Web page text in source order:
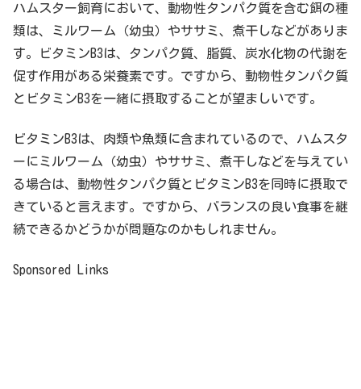
ハムスター飼育において、動物性タンパク質を含む餌の種
類は、ミルワーム（幼虫）やササミ、煮干しなどがありま
す。ビタミンB3は、タンパク質、脂質、炭水化物の代謝を
促す作用がある栄養素です。ですから、動物性タンパク質
とビタミンB3を一緒に摂取することが望ましいです。
ビタミンB3は、肉類や魚類に含まれているので、ハムスタ
ーにミルワーム（幼虫）やササミ、煮干しなどを与えてい
る場合は、動物性タンパク質とビタミンB3を同時に摂取で
きていると言えます。ですから、バランスの良い食事を継
続できるかどうかが問題なのかもしれません。
Sponsored Links